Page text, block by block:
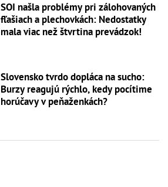
SOI našla problémy pri zálohovaných
fľašiach a plechovkách: Nedostatky
mala viac než štvrtina prevádzok!
Slovensko tvrdo dopláca na sucho:
Burzy reagujú rýchlo, kedy pocítime
horúčavy v peňaženkách?